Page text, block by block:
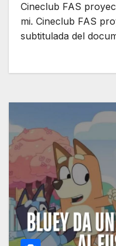
Cineclub FAS
mi. Cineclub FAS
subtitulada del